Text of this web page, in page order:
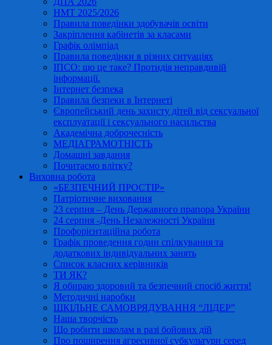
НМТ 2025/2026
Правила поведінки здобувачів освіти
Закріплення кабінетів за класами
Графік олімпіад
Правила поведінки в різних ситуаціях
ІПСО: що це таке? Протидія неправдивій
інформації.
Інтернет безпека
Правила безпеки в Інтернеті
Європейський день захисту дітей від сексуальної
експлуатації і сексуального насильства
Академічна доброчесність
МЕДІАГРАМОТНІСТЬ
Домашні завдання
Почитаємо влітку?
Виховна робота
«БЕЗПЕЧНИЙ ПРОСТІР»
Патріотичне виховання
23 серпня – День Державного прапора України
24 серпня -День Незалежності України
Профорієнтаційна робота
Графік проведення годин спілкування та
додаткових індивідуальних занять
Список класних керівників
ТИ ЯК?
Я обираю здоровий та безпечний спосіб життя!
Методичні наробки
ШКІЛЬНЕ САМОВРЯДУВАННЯ “ЛІДЕР”
Наша творчість
Що робити школам в разі бойових дій
Про поширення агресивної субкультури серед